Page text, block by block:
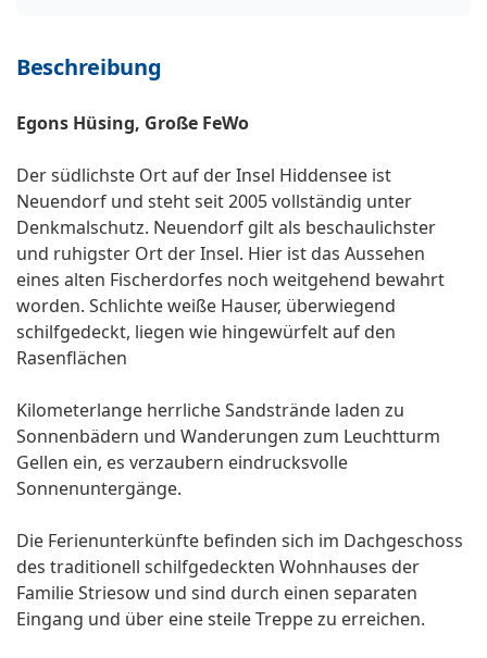
Beschreibung
Egons Hüsing, Große FeWo
Der südlichste Ort auf der Insel Hiddensee ist
Neuendorf und steht seit 2005 vollständig unter
Denkmalschutz. Neuendorf gilt als beschaulichster
und ruhigster Ort der Insel. Hier ist das Aussehen
eines alten Fischerdorfes noch weitgehend bewahrt
worden. Schlichte weiße Hauser, überwiegend
schilfgedeckt, liegen wie hingewürfelt auf den
Rasenflächen
Kilometerlange herrliche Sandstrände laden zu
Sonnenbädern und Wanderungen zum Leuchtturm
Gellen ein, es verzaubern eindrucksvolle
Sonnenuntergänge.
Die Ferienunterkünfte befinden sich im Dachgeschoss
des traditionell schilfgedeckten Wohnhauses der
Familie Striesow und sind durch einen separaten
Eingang und über eine steile Treppe zu erreichen.